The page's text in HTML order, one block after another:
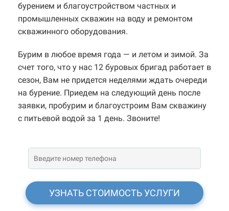
бурением и благоустройством частных и
промышленных скважин на воду и ремонтом
скважинного оборудования.
Бурим в любое время года — и летом и зимой. За
счет того, что у нас 12 буровых бригад работает в
сезон, Вам не придется неделями ждать очереди
на бурение. Приедем на следующий день после
заявки, пробурим и благоустроим Вам скважину
с питьевой водой за 1 день. Звоните!
УЗНАТЬ СТОИМОСТЬ УСЛУГИ